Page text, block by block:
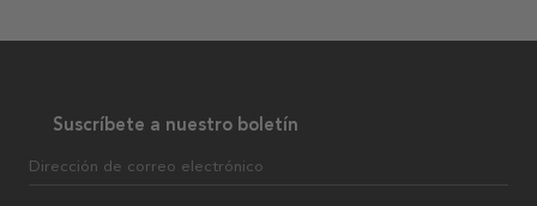
Suscríbete a nuestro boletín
Dirección de correo electrónico